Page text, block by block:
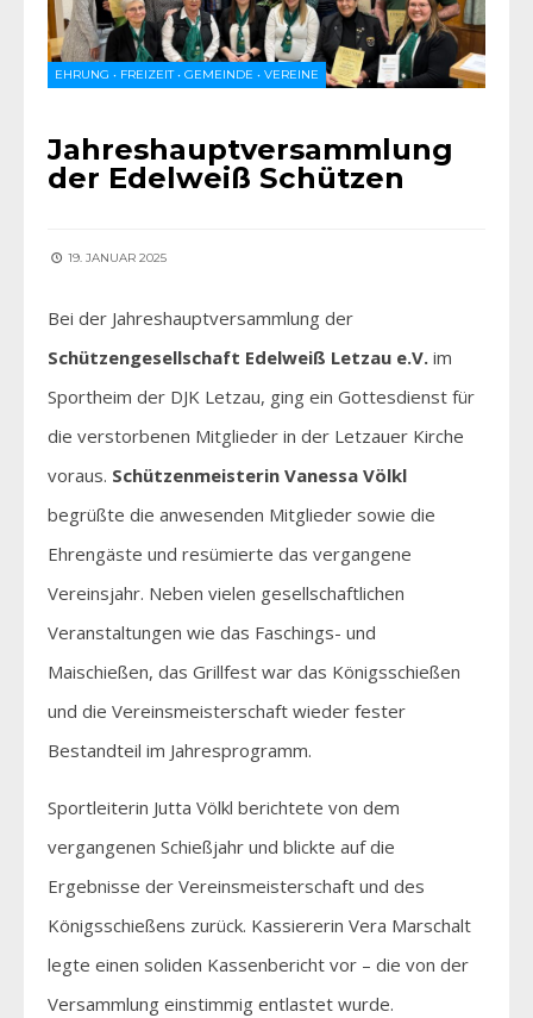
EHRUNG • FREIZEIT• GEMEINDE • VEREINE
Jahreshauptversammlung
der Edelweiß Schützen
19. JANUAR 2025
Bei der Jahreshauptversammlung der
Schützengesellschaft Edelweiß Letzau e.V. im
Sportheim der DJK Letzau, ging ein Gottesdienst für
die verstorbenen Mitglieder in der Letzauer Kirche
voraus. Schützenmeisterin Vanessa Völkl
begrüßte die anwesenden Mitglieder sowie die
Ehrengäste und resümierte das vergangene
Vereinsjahr. Neben vielen gesellschaftlichen
Veranstaltungen wie das Faschings- und
Maischießen, das Grillfest war das Königsschießen
und die Vereinsmeisterschaft wieder fester
Bestandteil im Jahresprogramm.
Sportleiterin Jutta Völkl berichtete von dem
vergangenen Schießjahr und blickte auf die
Ergebnisse der Vereinsmeisterschaft und des
Königsschießens zurück. Kassiererin Vera Marschalt
legte einen soliden Kassenbericht vor – die von der
Versammlung einstimmig entlastet wurde.